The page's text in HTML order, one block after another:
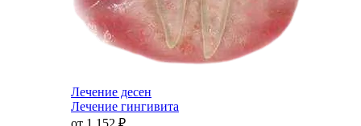
Лечение десен
Лечение гингивита
от 1 152 ₽